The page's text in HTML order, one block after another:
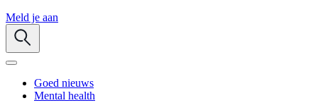
Meld je aan
Goed nieuws
Mental health